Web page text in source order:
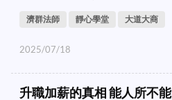
濟群法師 靜心學堂 大道大商
2025/07/18
升職加薪的真相 能人所不能